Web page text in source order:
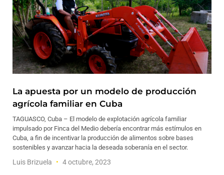
La apuesta por un modelo de producción
agrícola familiar en Cuba
TAGUASCO, Cuba – El modelo de explotación agrícola familiar
impulsado por Finca del Medio debería encontrar más estímulos en
Cuba, a fin de incentivar la producción de alimentos sobre bases
sostenibles y avanzar hacia la deseada soberanía en el sector.
Luis Brizuela 4 octubre, 2023